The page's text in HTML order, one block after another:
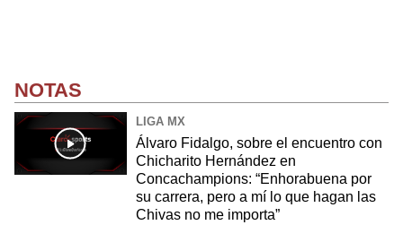
NOTAS
LIGA MX
Álvaro Fidalgo, sobre el encuentro con
Chicharito Hernández en
Concachampions: “Enhorabuena por
su carrera, pero a mí lo que hagan las
Chivas no me importa”